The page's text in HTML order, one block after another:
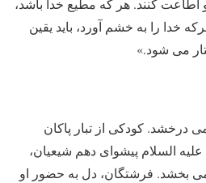
خدا را به خشم آورد، باید یقین
می شود.»
درخشد. کودکی از تبار پاکان
السلام پیشوای دهم شیعیان،
می بخشد. فرشتگان، دل به حضور او